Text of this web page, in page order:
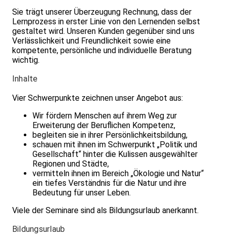
Sie trägt unserer Überzeugung Rechnung, dass der
Lernprozess in erster Linie von den Lernenden selbst
gestaltet wird. Unseren Kunden gegenüber sind uns
Verlässlichkeit und Freundlichkeit sowie eine
kompetente, persönliche und individuelle Beratung
wichtig.
Inhalte
Vier Schwerpunkte zeichnen unser Angebot aus:
Wir fördern Menschen auf ihrem Weg zur
Erweiterung der Beruflichen Kompetenz,
begleiten sie in ihrer Persönlichkeitsbildung,
schauen mit ihnen im Schwerpunkt „Politik und
Gesellschaft“ hinter die Kulissen ausgewählter
Regionen und Städte,
vermitteln ihnen im Bereich „Ökologie und Natur“
ein tiefes Verständnis für die Natur und ihre
Bedeutung für unser Leben.
Viele der Seminare sind als Bildungsurlaub anerkannt.
Bildungsurlaub